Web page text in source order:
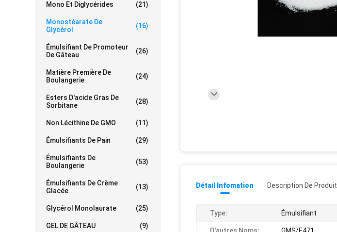
Mono Et Diglycérides (21)
Monostéarate De
Glycérol
(16)
Émulsifiant De Promoteur
De Gâteau
(26)
Matière Première De
Boulangerie
(24)
Esters D'acide Gras De
Sorbitane
(28)
Non Lécithine De GMO (11)
Émulsifiants De Pain (29)
Émulsifiants De
Boulangerie
(53)
Émulsifiants De Crème
Glacée
(13)
Glycérol Monolaurate (25)
GEL DE GÂTEAU (9)
Détail Infomation Description De Produit
Type: Émulsifiant